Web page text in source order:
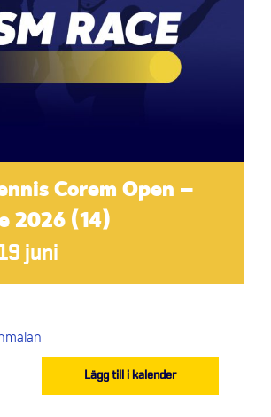
Corem Open –
2026 (14)
juni
Lägg till i kalender